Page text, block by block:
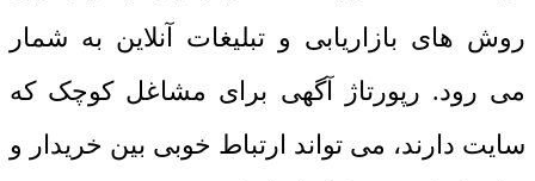
روش های بازاریابی و تبلیغات آنلاین به شمار
می رود. رپورتاژ آگهی برای مشاغل کوچک که
سایت دارند، می تواند ارتباط خوبی بین خریدار و